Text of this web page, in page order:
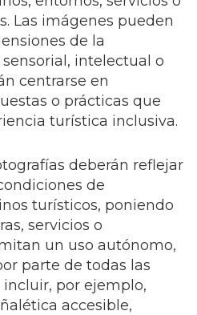
Las imágenes pueden
de la
intelectual o
centrarse en
o prácticas que
turística inclusiva.
deberán reflejar
de
turísticos, poniendo
servicios o
un uso autónomo,
parte de todas las
incluir, por ejemplo,
accesible,